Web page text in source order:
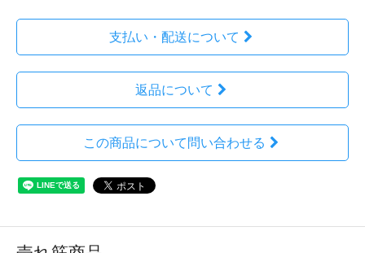
支払い・配送について
返品について
この商品について問い合わせる